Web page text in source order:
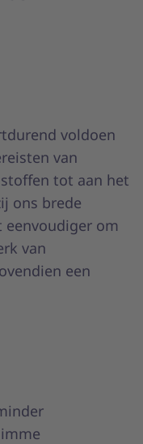
voldoen
van
tot aan het
ons brede
om
van
een